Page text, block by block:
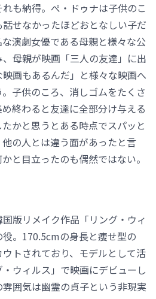
も納得。ぺ・ドゥナは子供のこ
せなかったほどおとなしい子だ
演劇女優である母親と様々な公
母親が映画「三人の友達」に出
画もあるんだ」と様々な映画へ
子供のころ、消しゴムをたくさ
終わると友達に全部分け与える
かと思うとある時点でスパッと
の人とは違う面があったと言
と目立ったのも偶然ではない。
版リメイク作品「リング・ウィ
。170.5cmの身長と痩せ型の
トされており、モデルとして活
ウィルス」で映画にデビューし
囲気は幽霊の貞子という非現実